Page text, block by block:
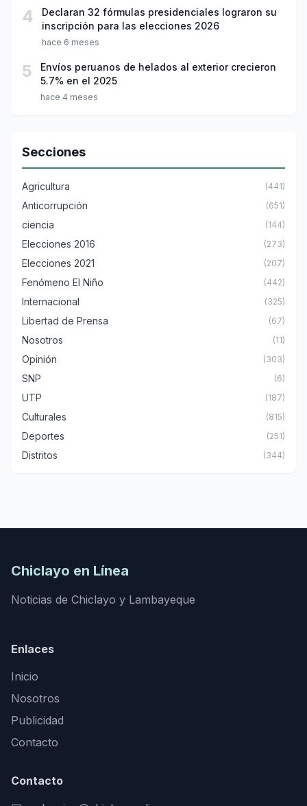
4
Declaran 32 fórmulas presidenciales lograron su
inscripción para las elecciones 2026
hace 6 meses
5
Envíos peruanos de helados al exterior crecieron
5.7% en el 2025
hace 4 meses
Secciones
Agricultura (441)
Anticorrupción (651)
ciencia (144)
Elecciones 2016 (273)
Elecciones 2021 (207)
Fenómeno El Niño (442)
Internacional (325)
Libertad de Prensa (67)
Nosotros (11)
Opinión (303)
SNP (6)
UTP (187)
Culturales (815)
Deportes (251)
Distritos (344)
Chiclayo en Línea
Noticias de Chiclayo y Lambayeque
Enlaces
Inicio
Nosotros
Publicidad
Contacto
Contacto